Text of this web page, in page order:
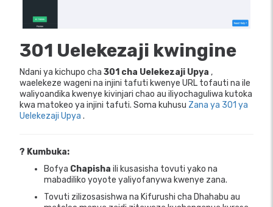
301 Uelekezaji kwingine
Ndani ya kichupo cha 301 cha Uelekezaji Upya ,
waelekeze wageni na injini tafuti kwenye URL tofauti na ile
waliyoandika kwenye kivinjari chao au iliyochaguliwa kutoka
kwa matokeo ya injini tafuti. Soma kuhusu Zana ya 301 ya
Uelekezaji Upya .
? Kumbuka:
Bofya Chapisha ili kusasisha tovuti yako na
mabadiliko yoyote yaliyofanywa kwenye zana.
Tovuti zilizosasishwa na Kifurushi cha Dhahabu au